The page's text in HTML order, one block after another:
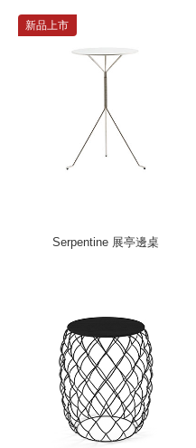
新品上市
Serpentine 展亭邊桌